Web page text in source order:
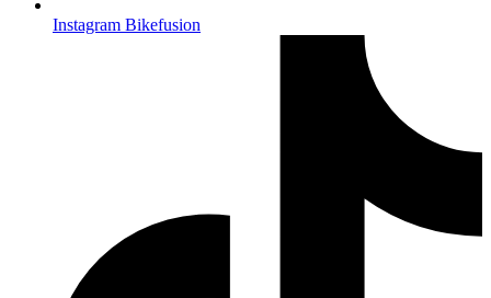
Instagram Bikefusion